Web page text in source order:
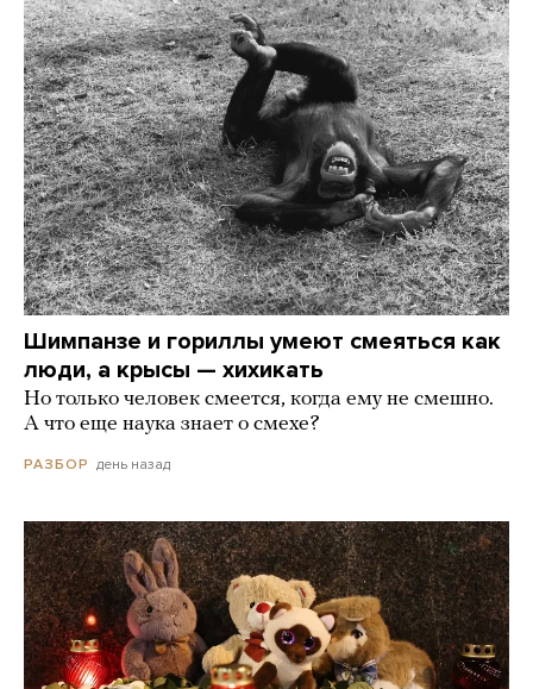
Шимпанзе и гориллы умеют смеяться как
люди, а крысы — хихикать
Но только человек смеется, когда ему не смешно.
А что еще наука знает о смехе?
РАЗБОР день назад